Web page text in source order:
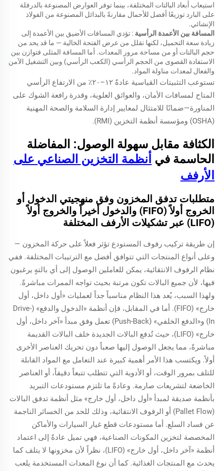
استيعاب أبعاد البالتات المختلفة، بينما توفر العوارض المصنوعة بالدرفلة
على البارد توزيعًا أفضل للأحمال مقارنةً بالبدائل المصنوعة من الفولاذ
الإنشائي.
المسافة بين الأعمدة الرأسية : تؤدي المسافات الأضيق بين الأعمدة إلى
زيادة سعة التحميل، لكنها تقلل من عرض الفتحة الخالية — ما قد يحد من
حجم البالتات أو من مساحة مرور المعدات. أما المسافة المثلى فتوازن بين
الاستفادة القصوى من الحجم الرأسي (الكعب الرأسي) وبين التشغيل الآمن
والفعال لمعدات مناولة المواد.
تستوعب التثبيتات القياسية عادةً ١٢–٢٠٪ من الارتفاع الرأسي
المتاح لمسافات الأمان، والعوائق العلوية، وقدرة رافعة الشوك على
المناورة—ضمانًا للامتثال لمعايير إدارة السلامة والصحة المهنية
(OSHA) ومؤسسة أنظمة التخزين (RMI).
الكثافة مقابل سهولة الوصول: المفاضلة
الحاسمة في أنظمة التخزين الصناعي على
الأرفف
متطلبات تدفق المخزون وفق منهجيتي الدخول أو
الخروج أولاً (FIFO) والدخول أخيراً والخروج أولاً
(LIFO) عبر تشكيلات الأرفف المختلفة
إن طريقة تركيب رفوف المستودع تؤثر فعلاً على حركة المخزون —
وعلى أنواع المنتجات التي تتوافق أفضل مع الترتيبات المختلفة. ففي
نظام الرفوف الانتقائية، يمكن للعاملين الوصول إلى أي بالتهٍ يرغبون
فيها، لأن جميع البالات تكون مرتبة بحيث تواجه الممرات مباشرةً.
ولهذا السبب، يُعد هذا النظام مناسباً جداً لعمليات «أول داخل، أول
خارج» (FIFO). أما في المقابل، فإن أنظمة «الدخول والدفع» (Drive-
In) و«الدفع الخلفي» (Push-Back) تعمل وفق مبدأ «آخر داخل، أول
خارج» (LIFO)، حيث تُدفع البالات الجديدة خلف البالات القديمة
مباشرةً، مما يجعل الوصول إليها صعباً دون تحريك العناصر الأخرى
أولاً. ويكتسب هذا الأمر أهمية كبيرة عند التعامل مع المواد القابلة
للتلف بمرور الوقت، أو الأدوية التي تتطلب تتبعاً دقيقاً، أو العناصر
الخاضعة لتشريعات صارمة. وعادةً ما تلتزم مستودعات التبريد
بأنظمة صديقة لمبدأ «أول داخل، أول خارج» مثل أنظمة تدفق البالات
(Pallet Flow) أو الرفوف الانتقائية، وذلك للحد من الخسائر الناجمة
عن فساد السلع. أما مستودعات قطع غيار السيارات والأماكن
المخصصة لتخزين المكونات الصناعية، فهي تميل عادةً إلى اعتماد
أنظمة «آخر داخل، أول خارج» (LIFO)، نظراً لأن مخزونها لا يتلف كما
يحدث مع المنتجات الغذائية. كما أن نوع المعدات المستخدمة يلعب